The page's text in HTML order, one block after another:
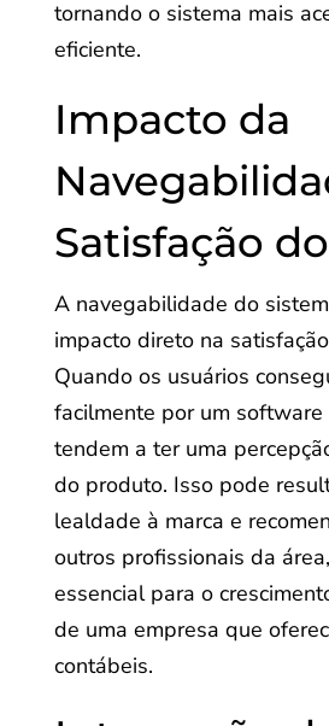
tornando o sistema mais
eficiente.
Impacto da
Satisfação
A navegabilidade do
impacto direto na
Quando os usuários
facilmente por um software
tendem a ter uma
do produto. Isso pode
lealdade à marca e
outros profissionais da
essencial para o
de uma empresa que
contábeis.